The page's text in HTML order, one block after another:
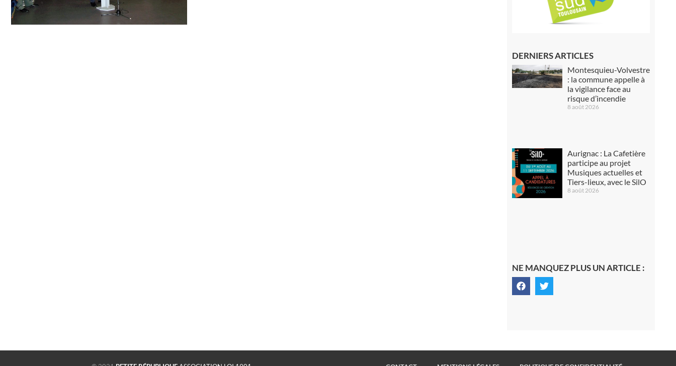
DERNIERS ARTICLES
Montesquieu-Volvestre
: la commune appelle à
la vigilance face au
risque d’incendie
8 août 2026
Aurignac : La Cafetière
participe au projet
Musiques actuelles et
Tiers-lieux, avec le SilO
8 août 2026
NE MANQUEZ PLUS UN ARTICLE :